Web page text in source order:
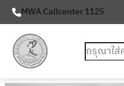
MWA Callcenter 1125
ค้นหา